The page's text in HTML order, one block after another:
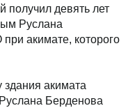
девять лет
Руслана
акимате, которого
акимата
Берденова